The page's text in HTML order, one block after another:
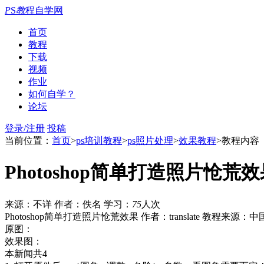
PS教程自学网
首页
教程
下载
视频
作业
如何自学？
论坛
登录/注册 投稿
当前位置： 首页>ps培训教程>ps照片处理>效果教程>教程内容
Photoshop简单打造照片怆荒
来源：不详 作者：佚名 学习： 75人次
Photoshop简单打造照片怆荒效果 作者：translate 教程来源：中
原图：
效果图：
本新闻共4